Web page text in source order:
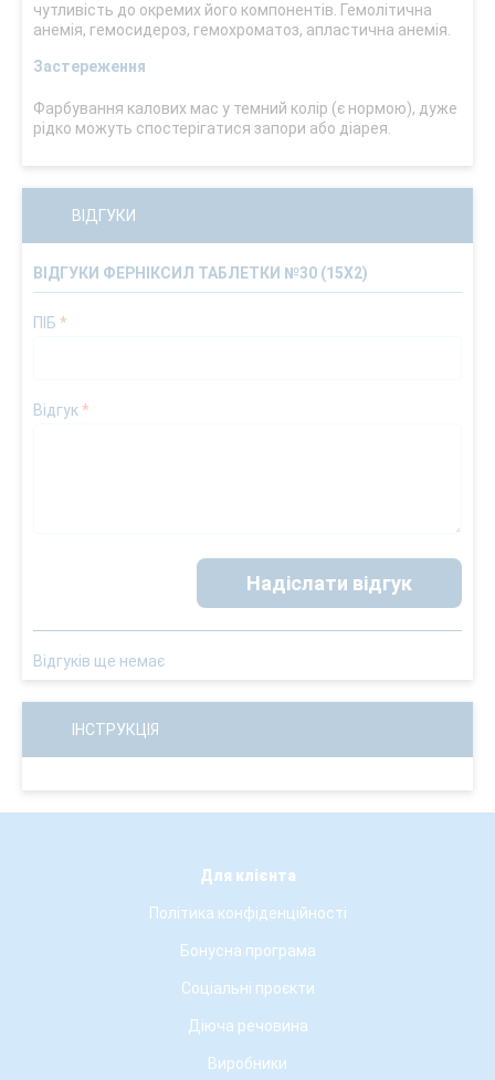
чутливість до окремих його компонентів. Гемолітична
анемія, гемосидероз, гемохроматоз, апластична анемія.
Застереження
Фарбування калових мас у темний колір (є нормою), дуже
рідко можуть спостерігатися запори або діарея.
ВІДГУКИ
ВІДГУКИ ФЕРНІКСИЛ ТАБЛЕТКИ №30 (15Х2)
ПІБ *
Відгук*
Надіслати відгук
Відгуків ще немає
ІНСТРУКЦІЯ
Для клієнта
Політика конфіденційності
Бонусна програма
Соціальні проєкти
Діюча речовина
Виробники